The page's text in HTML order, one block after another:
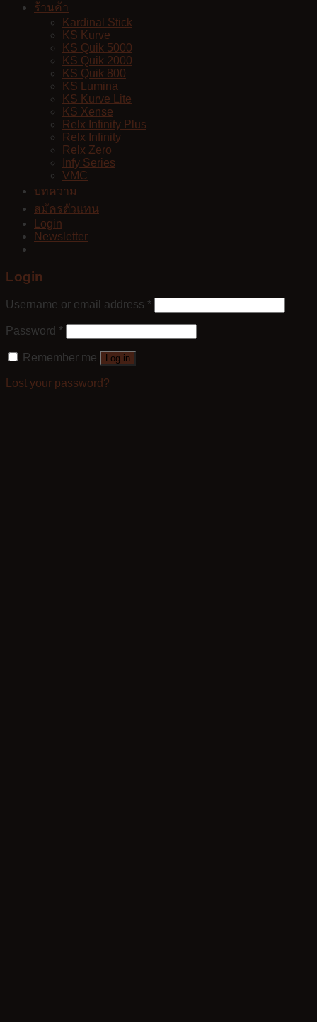
ร้านค้า
Kardinal Stick
KS Kurve
KS Quik 5000
KS Quik 2000
KS Quik 800
KS Lumina
KS Kurve Lite
KS Xense
Relx Infinity Plus
Relx Infinity
Relx Zero
Infy Series
VMC
บทความ
สมัครตัวแทน
Login
Newsletter
Login
Username or email address *
Password *
Remember me Log in
Lost your password?